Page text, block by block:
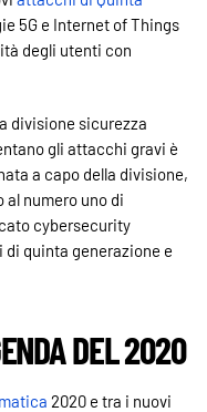
5G e Internet of Things
degli utenti con
divisione sicurezza
gli attacchi gravi è
a capo della divisione,
al numero uno di
cybersecurity
di quinta generazione e
DEL 2020
2020 e tra i nuovi